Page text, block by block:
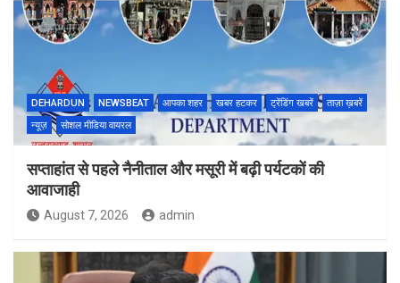
DEHARDUN NEWSBEAT आपका शहर खबर हटकर ट्रेंडिंग खबरें
ताज़ा ख़बरें
न्यूज़
सोशल मीडिया वायरल
सप्ताहांत से पहले नैनीताल और मसूरी में बढ़ी पर्यटकों की
आवाजाही
August 7, 2026 admin